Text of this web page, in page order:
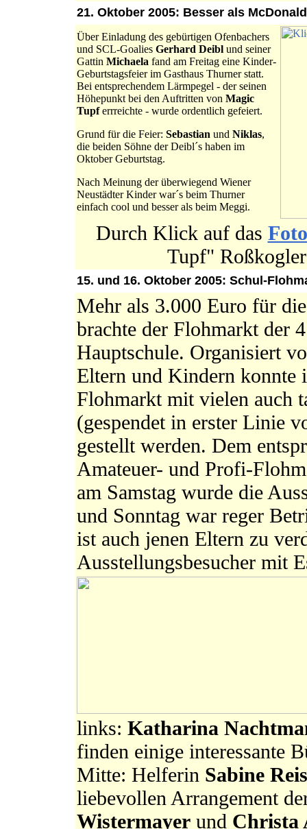
21. Oktober 2005: Besser als
Über Einladung des gebürtigen Ofenbachers
und SCL-Goalies Gerhard Deibl und seiner
Gattin Michaela fand am Freitag eine Kinder-
Geburtstagsfeier im Gasthaus Thurner statt.
Bei entsprechendem Lärmpegel - der seinen
Höhepunkt bei den Auftritten von Magic
Tupferrreichte - wurde ordentlich gefeiert.
Grund für die Feier: Sebastian und Niklas,
die beiden Söhne der Deibl´s haben im
Oktober Geburtstag.
Nach Meinung der überwiegend Wiener
Neustädter Kinder war´s beim Thurner
einfach cool und besser als beim Meggi.
Durch Klick auf das Foto
Tupf"
15. und 16. Oktober 2005: Schul-
Mehr als 3.000 Euro für
brachte der Flohmarkt der
Hauptschule. Organisiert
Eltern und Kindern konnte
Flohmarkt mit vielen auch
(gespendet in erster Linie
gestellt werden. Dem
Amateuer- und Profi-
am Samstag wurde die
und Sonntag war reger
ist auch jenen Eltern zu
Ausstellungsbesucher mit
links: Katharina
finden einige interessante
Mitte: Helferin Sabine
liebevollen Arrangement
Wistermayer und